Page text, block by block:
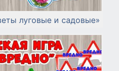
луговые и садовые»